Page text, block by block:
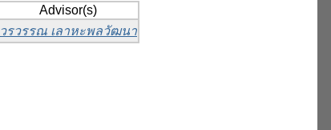
Advisor(s)
วรวรรณ เลาหะพลวัฒนา